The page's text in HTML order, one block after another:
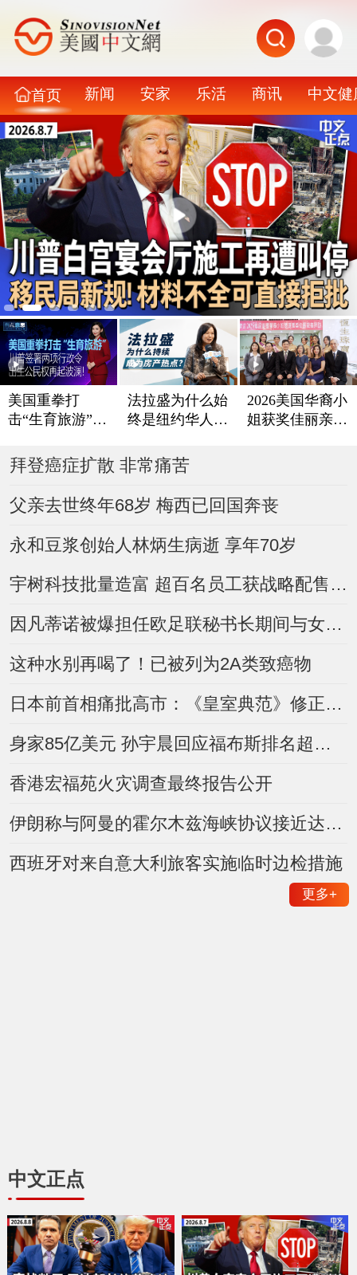
首页 新闻 安家 乐活 商讯 中文健
美国重拳打
击“生育旅游”
政令 出生公民
权再起波澜！
法拉盛为什么始
终是纽约华人置
2026美国华裔小
姐获奖佳丽亲善
拜登癌症扩散 非常痛苦
父亲去世终年68岁 梅西已回国奔丧
永和豆浆创始人林炳生病逝 享年70岁
宇树科技批量造富 超百名员工获战略配售$2.71亿元！
因凡蒂诺被爆担任欧足联秘书长期间与女员工有染 国际足联、欧足联相继回应
这种水别再喝了！已被列为2A类致癌物
日本前首相痛批高市：《皇室典范》修正案公然歧视女性
身家85亿美元 孙宇晨回应福布斯排名超王健林家族
香港宏福苑火灾调查最终报告公开
伊朗称与阿曼的霍尔木兹海峡协议接近达成 但不足以重开水道
西班牙对来自意大利旅客实施临时边检措施
更多+
中文正点